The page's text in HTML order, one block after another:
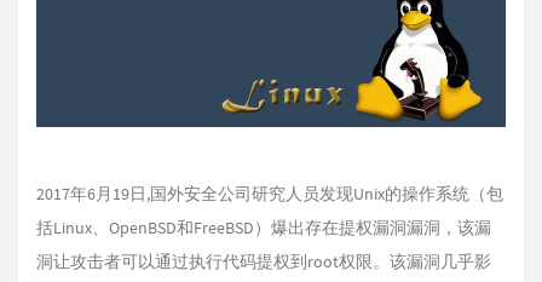
2017年6月19日,国外安全公司研究人员发现Unix的操作系统（包
括Linux、OpenBSD和FreeBSD）爆出存在提权漏洞漏洞，该漏
洞让攻击者可以通过执行代码提权到root权限。该漏洞几乎影